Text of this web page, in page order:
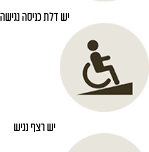
יש דלת כניסה נגישה
יש רצף נגיש